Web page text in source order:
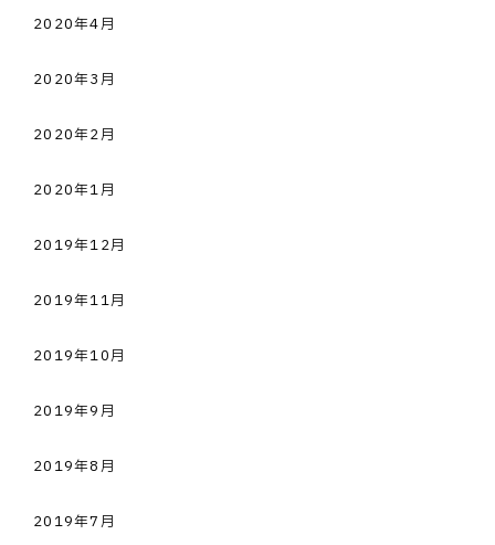
2020年4月
2020年3月
2020年2月
2020年1月
2019年12月
2019年11月
2019年10月
2019年9月
2019年8月
2019年7月